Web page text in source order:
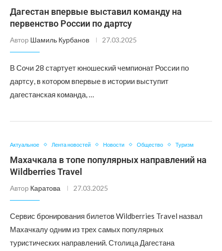
Дагестан впервые выставил команду на
первенство России по дартсу
Автор Шамиль Курбанов 27.03.2025
В Сочи 28 стартует юношеский чемпионат России по
дартсу, в котором впервые в истории выступит
дагестанская команда, …
Актуальное Лента новостей Новости Общество Туризм
Махачкала в топе популярных направлений на
Wildberries Travel
Автор Каратова 27.03.2025
Сервис бронирования билетов Wildberries Travel назвал
Махачкалу одним из трех самых популярных
туристических направлений. Столица Дагестана